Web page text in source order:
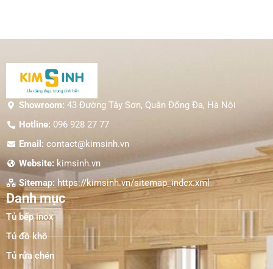
Showroom: 43 Đường Tây Sơn, Quận Đống Đa, Hà Nội
Hotline: 096 928 27 77
Email:contact@kimsinh.vn
Website: kimsinh.vn
Sitemap:https://kimsinh.vn/sitemap_index.xml
Danh mục
Tủ bếp inox
Tủ đồ khô
Tủ rửa chén